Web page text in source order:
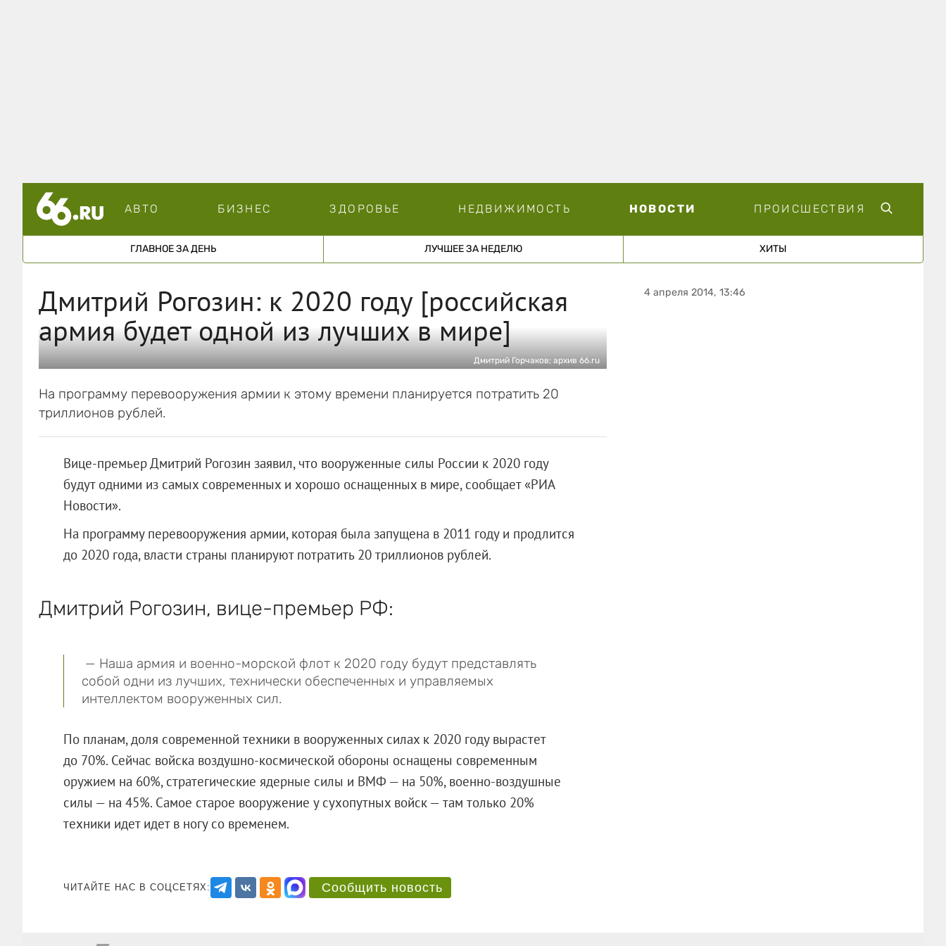
АВТО БИЗНЕС ЗДОРОВЬЕ НЕДВИЖИМОСТЬ НОВОСТИ ПРОИСШЕСТВИЯ
ГЛАВНОЕ ЗА ДЕНЬ ЛУЧШЕЕ ЗА НЕДЕЛЮ ХИТЫ
Дмитрий Рогозин: к 2020 году [российская
армия будет одной из лучших в мире]
Дмитрий Горчаков; архив 66.ru
На программу перевооружения армии к этому времени планируется потратить 20
триллионов рублей.
Вице-премьер Дмитрий Рогозин заявил, что вооруженные силы России к 2020 году
будут одними из самых современных и хорошо оснащенных в мире, сообщает «РИА
Новости».
На программу перевооружения армии, которая была запущена в 2011 году и продлится
до 2020 года, власти страны планируют потратить 20 триллионов рублей.
Дмитрий Рогозин, вице-премьер РФ:
— Наша армия и военно-морской флот к 2020 году будут представлять
собой одни из лучших, технически обеспеченных и управляемых
интеллектом вооруженных сил.
По планам, доля современной техники в вооруженных силах к 2020 году вырастет
до 70%. Сейчас войска воздушно-космической обороны оснащены современным
оружием на 60%, стратегические ядерные силы и ВМФ — на 50%, военно-воздушные
силы — на 45%. Самое старое вооружение у сухопутных войск — там только 20%
техники идет идет в ногу со временем.
ЧИТАЙТЕ НАС В СОЦСЕТЯХ: Сообщить новость
4 апреля 2014, 13:46